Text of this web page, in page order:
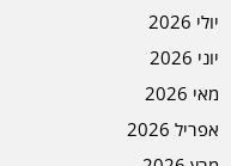
יולי 2026
יוני 2026
מאי 2026
אפריל 2026